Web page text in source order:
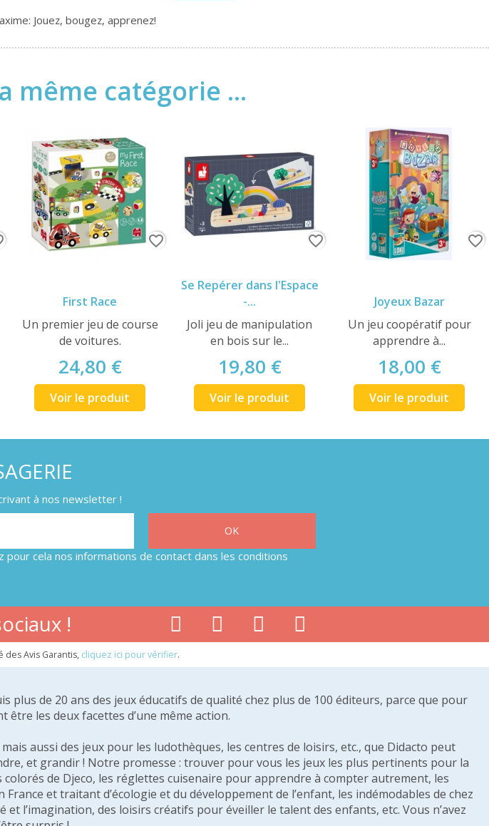
Jouez, bougez, apprenez!
même catégorie ...
First Race
Un premier jeu de course
de voitures.
24,80 €
Voir le produit
favorite_border
Se Repérer dans l'Espace
-...
Joli jeu de manipulation
en bois sur le...
19,80 €
Voir le produit
favorite_border
Joyeux Bazar
Un jeu coopératif pour
apprendre à...
18,00 €
Voir le produit
favorite_border
à nos newsletter !
cela nos informations de contact dans les conditions
!
Avis Garantis, cliquez ici pour vérifier.
de 20 ans des jeux éducatifs de qualité chez plus de 100 éditeurs, parce que pour
être les deux facettes d’une même action.
aussi des jeux pour les ludothèques, les centres de loisirs, etc., que Didacto peut
et grandir ! Notre promesse : trouver pour vous les jeux les plus pertinents pour la
de Djeco, les réglettes cuisenaire pour apprendre à compter autrement, les
et traitant d’écologie et du développement de l’enfant, les indémodables de chez
l’imagination, des loisirs créatifs pour éveiller le talent des enfants, etc. Vous n’avez